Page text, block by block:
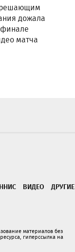
дожала
матча
ВИДЕО ДРУГИЕ
материалов без
гиперссылка на